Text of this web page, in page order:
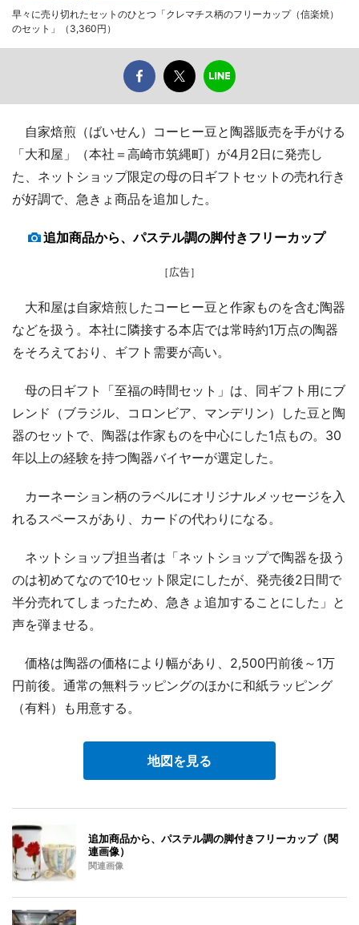
早々に売り切れたセットのひとつ「クレマチス柄のフリーカップ（信楽焼）
のセット」（3,360円）
自家焙煎（ばいせん）コーヒー豆と陶器販売を手がける
「大和屋」（本社＝高崎市筑縄町）が4月2日に発売し
た、ネットショップ限定の母の日ギフトセットの売れ行き
が好調で、急きょ商品を追加した。
追加商品から、パステル調の脚付きフリーカップ
［広告］
大和屋は自家焙煎したコーヒー豆と作家ものを含む陶器
などを扱う。本社に隣接する本店では常時約1万点の陶器
をそろえており、ギフト需要が高い。
母の日ギフト「至福の時間セット」は、同ギフト用にブ
レンド（ブラジル、コロンビア、マンデリン）した豆と陶
器のセットで、陶器は作家ものを中心にした1点もの。30
年以上の経験を持つ陶器バイヤーが選定した。
カーネーション柄のラベルにオリジナルメッセージを入
れるスペースがあり、カードの代わりになる。
ネットショップ担当者は「ネットショップで陶器を扱う
のは初めてなので10セット限定にしたが、発売後2日間で
半分売れてしまったため、急きょ追加することにした」と
声を弾ませる。
価格は陶器の価格により幅があり、2,500円前後～1万
円前後。通常の無料ラッピングのほかに和紙ラッピング
（有料）も用意する。
地図を見る
追加商品から、パステル調の脚付きフリーカップ（関
連画像）
関連画像